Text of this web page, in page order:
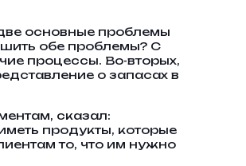
основные проблемы
обе проблемы? С
процессы. Во-вторых,
о запасах в
сказал:
продукты, которые
то, что им нужно